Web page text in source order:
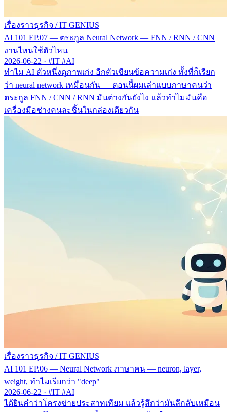
เรื่องราวธุรกิจ / IT GENIUS
AI 101 EP.07 — ตระกูล Neural Network — FNN / RNN / CNN
งานไหนใช้ตัวไหน
2026-06-22 · #IT #AI
ทำไม AI ตัวหนึ่งดูภาพเก่ง อีกตัวเขียนข้อความเก่ง ทั้งที่ก็เรียก
ว่า neural network เหมือนกัน — ตอนนี้ผมเล่าแบบภาษาคนว่า
ตระกูล FNN / CNN / RNN มันต่างกันยังไง แล้วทำไมมันคือ
เครื่องมือช่างคนละชิ้นในกล่องเดียวกัน
เรื่องราวธุรกิจ / IT GENIUS
AI 101 EP.06 — Neural Network ภาษาคน — neuron, layer,
weight, ทำไมเรียกว่า "deep"
2026-06-22 · #IT #AI
ได้ยินคำว่าโครงข่ายประสาทเทียม แล้วรู้สึกว่ามันลึกลับเหมือน